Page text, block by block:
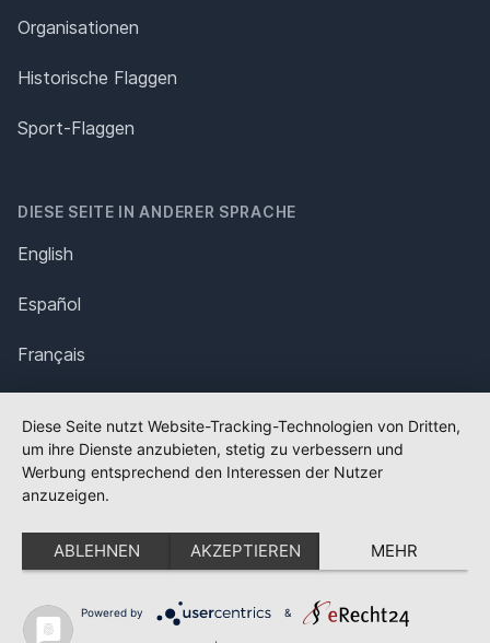
Organisationen
Historische Flaggen
Sport-Flaggen
DIESE SEITE IN ANDERER SPRACHE
English
Español
Français
Polska
Português
Nederlands
Svenska
Diese Seite nutzt Website-Tracking-Technologien von Dritten,
um ihre Dienste anzubieten, stetig zu verbessern und
Werbung entsprechend den Interessen der Nutzer
anzuzeigen.
ABLEHNEN AKZEPTIEREN MEHR
Powered by &